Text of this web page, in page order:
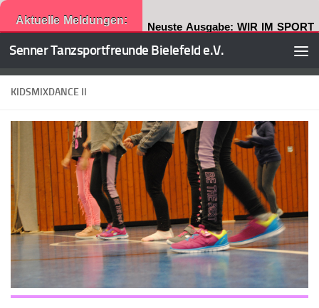
Aktuelle Meldungen: Neuste Ausgabe: WIR IM SPORT
Zum Inhalt springen
Senner Tanzsportfreunde Bielefeld e.V.
KIDSMIXDANCE II